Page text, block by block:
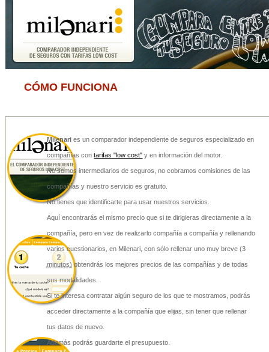
CÓMO FUNCIONA
Milenari es un comparador independiente de seguros especializado en
compañías contarifas "low cost" y en información del motor.
No somos intermediarios de seguros, no cobramos comisiones de las
compañías y nuestro servicio es gratuito.
No tienes que identificarte para usar nuestros servicios.
Aquí encontrarás el mismo precio que si te dirigieras directamente a la
compañía, pero en vez de realizarlo compañía a compañía y rellenando
varios cuestionarios, en Milenari, con sólo rellenar uno muy breve (3
minutos) obtendrás los mejores precios de las compañías y de todas
sus modalidades.
Si te interesa contratar algún seguro de los que te mostramos, podrás
acceder directamente a la compañía que elijas, sin tener que rellenar
tus datos de nuevo.
Además podrás guardarte el presupuesto.